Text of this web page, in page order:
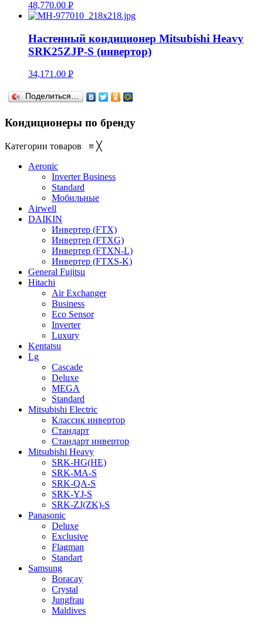
48,770.00 Р
УБ.
Настенный кондиционер Mitsubishi Heavy
SRK25ZJP-S (инвертор)
34,171.00 Р
Поделиться…
Кондиционеры по бренду
Категории товаров ≡ ╳
Aeronic
Inverter Business
Standard
Мобильные
Airwell
DAIKIN
Инвертер (FTX)
Инвертер (FTXG)
Инвертер (FTXN-L)
Инвертер (FTXS-K)
General Fujitsu
Hitachi
Air Exchanger
Business
Eco Sensor
Inverter
Luxury
Kentatsu
Lg
Cascade
Deluxe
MEGA
Standard
Mitsubishi Electric
Классик инвертор
Стандарт
Стандарт инвертор
Mitsubishi Heavy
SRK-HG(HE)
SRK-MA-S
SRK-QA-S
SRK-YJ-S
SRK-ZJ(ZK)-S
Panasonic
Deluxe
Exclusive
Flagman
Standart
Samsung
Boracay
Crystal
Jungfrau
Maldives